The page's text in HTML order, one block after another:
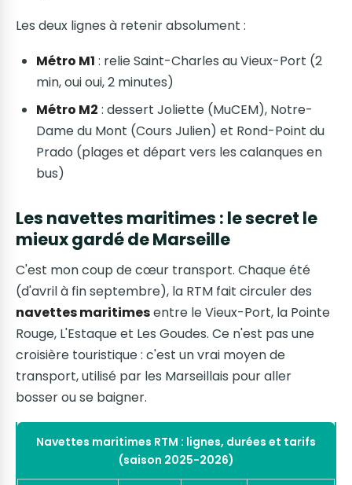
Les deux lignes à retenir absolument :
Métro M1 : relie Saint-Charles au Vieux-Port (2
min, oui oui, 2 minutes)
Métro M2 : dessert Joliette (MuCEM), Notre-
Dame du Mont (Cours Julien) et Rond-Point du
Prado (plages et départ vers les calanques en
bus)
Les navettes maritimes : le secret le
mieux gardé de Marseille
C'est mon coup de cœur transport. Chaque été
(d'avril à fin septembre), la RTM fait circuler des
navettes maritimesentre le Vieux-Port, la Pointe
Rouge, L'Estaque et Les Goudes. Ce n'est pas une
croisière touristique : c'est un vrai moyen de
transport, utilisé par les Marseillais pour aller
bosser ou se baigner.
Navettes maritimes RTM : lignes, durées et tarifs
(saison 2025-2026)